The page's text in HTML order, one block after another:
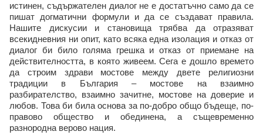
истинен, съдържателен диалог не е достатъчно само да се
пишат догматични формули и да се създават правила.
Нашите дискусии и становища трябва да отразяват
всекидневния ни опит, като всяка една изолация и отказ от
диалог би било голяма грешка и отказ от приемане на
действителността, в която живеем. Сега е дошло времето
да строим здрави мостове между двете религиозни
традиции в България – мостове на взаимно
разбирателство, взаимно зачитне, мостове на доверие и
любов. Това би била основа за по-добро общо бъдеще, по-
правово общество и обединена, а същевременно
разнородна верово нация.